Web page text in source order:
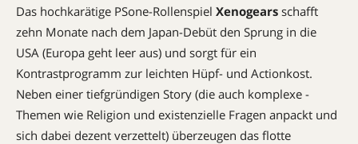
Das hochkarätige PSone-Rollenspiel Xenogears schafft
zehn Monate nach dem Japan-Debüt den Sprung in die
USA (Europa geht leer aus) und sorgt für ein
Kontrastprogramm zur leichten Hüpf- und ­Actionkost.
Neben einer tiefgründigen Story (die auch komplexe ­
Themen wie Religion und existenzielle Fragen anpackt und
sich dabei dezent verzettelt) überzeugen das flotte